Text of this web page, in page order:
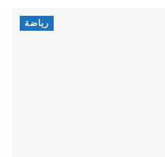
رياضة